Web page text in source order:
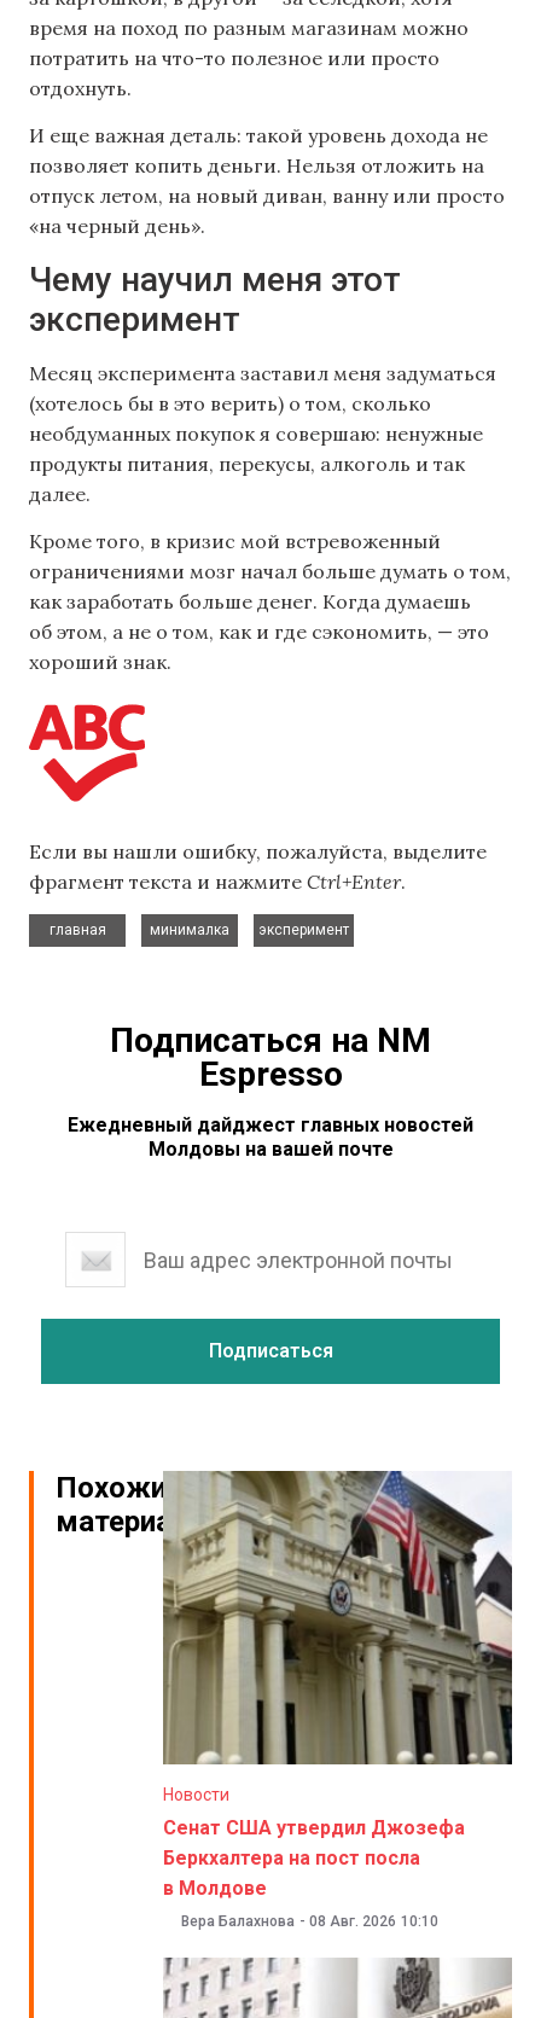
время на поход по разным магазинам можно
потратить на что-то полезное или просто
отдохнуть.
И еще важная деталь: такой уровень дохода не
позволяет копить деньги. Нельзя отложить на
отпуск летом, на новый диван, ванну или просто
«на черный день».
Чему научил меня этот
эксперимент
Месяц эксперимента заставил меня задуматься
(хотелось бы в это верить) о том, сколько
необдуманных покупок я совершаю: ненужные
продукты питания, перекусы, алкоголь и так
далее.
Кроме того, в кризис мой встревоженный
ограничениями мозг начал больше думать о том,
как заработать больше денег. Когда думаешь
об этом, а не о том, как и где сэкономить, — это
хороший знак.
Если вы нашли ошибку, пожалуйста, выделите
фрагмент текста и нажмите Ctrl+Enter.
главная
минималка
эксперимент
Подписаться на NM
Espresso
Ежедневный дайджест главных новостей
Молдовы на вашей почте
Похожие
материалы
Новости
Сенат США утвердил Джозефа
Беркхалтера на пост посла
в Молдове
Вера Балахнова - 08 Авг. 2026 10:10